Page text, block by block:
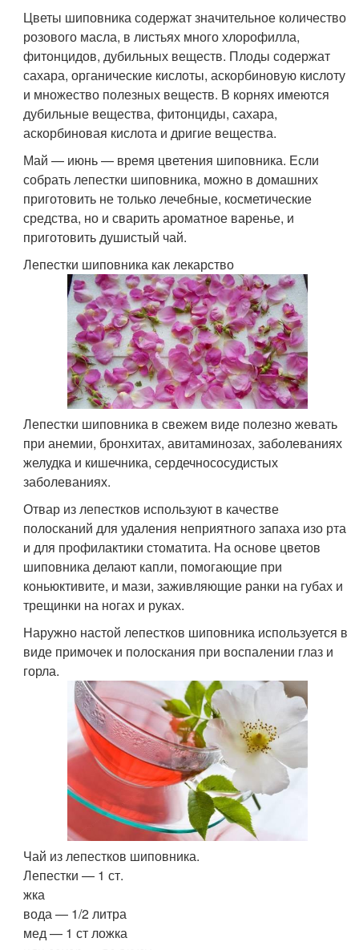
Цветы шиповника содержат значительное количество
розового масла, в листьях много хлорофилла,
фитонцидов, дубильных веществ. Плоды содержат
сахара, органические кислоты, аскорбиновую кислоту
и множество полезных веществ. В корнях имеются
дубильные вещества, фитонциды, сахара,
аскорбиновая кислота и дригие вещества.
Май — июнь — время цветения шиповника. Если
собрать лепестки шиповника, можно в домашних
приготовить не только лечебные, косметические
средства, но и сварить ароматное варенье, и
приготовить душистый чай.
Лепестки шиповника как лекарство
Лепестки шиповника в свежем виде полезно жевать
при анемии, бронхитах, авитаминозах, заболеваниях
желудка и кишечника, сердечнососудистых
заболеваниях.
Отвар из лепестков используют в качестве
полосканий для удаления неприятного запаха изо рта
и для профилактики стоматита. На основе цветов
шиповника делают капли, помогающие при
коньюктивите, и мази, заживляющие ранки на губах и
трещинки на ногах и руках.
Наружно настой лепестков шиповника используется в
виде примочек и полоскания при воспалении глаз и
горла.
Чай из лепестков шиповника.
Лепестки — 1 ст.
жка
вода — 1/2 литра
мед — 1 ст ложка